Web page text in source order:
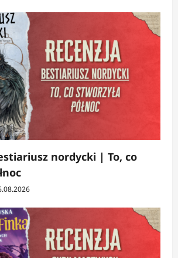
nordycki | To, co